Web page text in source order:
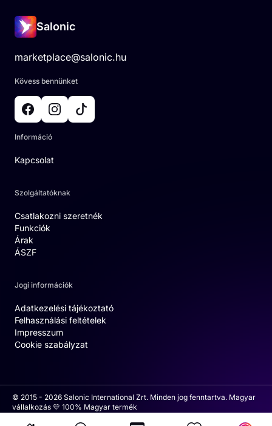
Salonic
marketplace@salonic.hu
Kövess bennünket
Információ
Kapcsolat
Szolgáltatóknak
Csatlakozni szeretnék
Funkciók
Árak
ÁSZF
Jogi információk
Adatkezelési tájékoztató
Felhasználási feltételek
Impresszum
Cookie szabályzat
© 2015 - 2026 Salonic International Zrt. Minden jog fenntartva. Magyar
vállalkozás 💛 100% Magyar termék